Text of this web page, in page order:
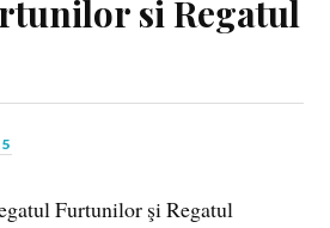
si Regatul
Furtunilor şi Regatul